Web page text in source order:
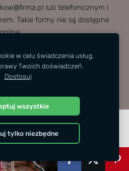
lub telefonicznym i
Takie formy nie są dostępne
organizator może wyrazić zgodę
(tylko po wcześniejszym
rezerwacji).
w celu świadczenia usług,
Twoich doświadczeń.
Dostosuj
wszystkie
tylko niezbędne